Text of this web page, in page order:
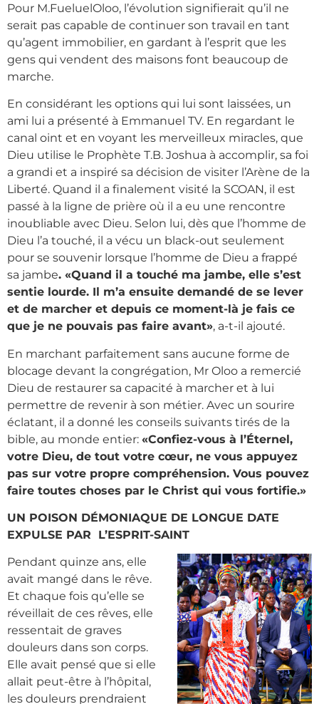
Pour M.FueluelOloo, l’évolution signifierait qu’il ne
serait pas capable de continuer son travail en tant
qu’agent immobilier, en gardant à l’esprit que les
gens qui vendent des maisons font beaucoup de
marche.
En considérant les options qui lui sont laissées, un
ami lui a présenté à Emmanuel TV. En regardant le
canal oint et en voyant les merveilleux miracles, que
Dieu utilise le Prophète T.B. Joshua à accomplir, sa foi
a grandi et a inspiré sa décision de visiter l’Arène de la
Liberté. Quand il a finalement visité la SCOAN, il est
passé à la ligne de prière où il a eu une rencontre
inoubliable avec Dieu. Selon lui, dès que l’homme de
Dieu l’a touché, il a vécu un black-out seulement
pour se souvenir lorsque l’homme de Dieu a frappé
sa jambe. «Quand il a touché ma jambe, elle s’est
sentie lourde. Il m’a ensuite demandé de se lever
et de marcher et depuis ce moment-là je fais ce
que je ne pouvais pas faire avant», a-t-il ajouté.
En marchant parfaitement sans aucune forme de
blocage devant la congrégation, Mr Oloo a remercié
Dieu de restaurer sa capacité à marcher et à lui
permettre de revenir à son métier. Avec un sourire
éclatant, il a donné les conseils suivants tirés de la
bible, au monde entier: «Confiez-vous à l’Éternel,
votre Dieu, de tout votre cœur, ne vous appuyez
pas sur votre propre compréhension. Vous pouvez
faire toutes choses par le Christ qui vous fortifie.»
UN POISON DÉMONIAQUE DE LONGUE DATE
EXPULSE PAR L’ESPRIT-SAINT
Pendant quinze ans, elle
avait mangé dans le rêve.
Et chaque fois qu’elle se
réveillait de ces rêves, elle
ressentait de graves
douleurs dans son corps.
Elle avait pensé que si elle
allait peut-être à l’hôpital,
les douleurs prendraient